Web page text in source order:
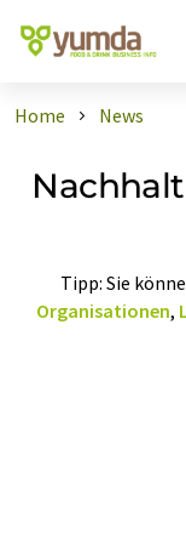
Home News
Tipp: Sie
Organisationen,